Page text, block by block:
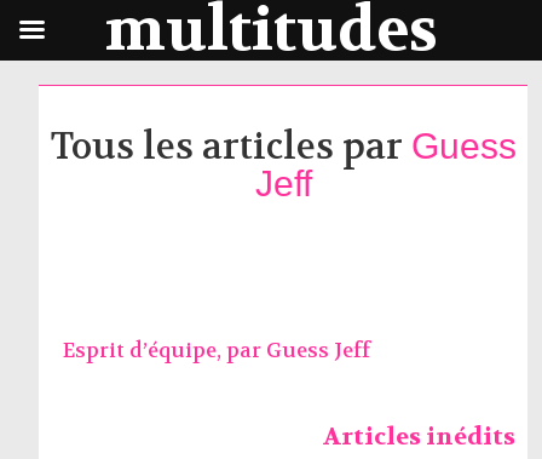
Tous les articles par Guess
Jeff
Esprit d’équipe, par Guess Jeff
Articles inédits
multitudes